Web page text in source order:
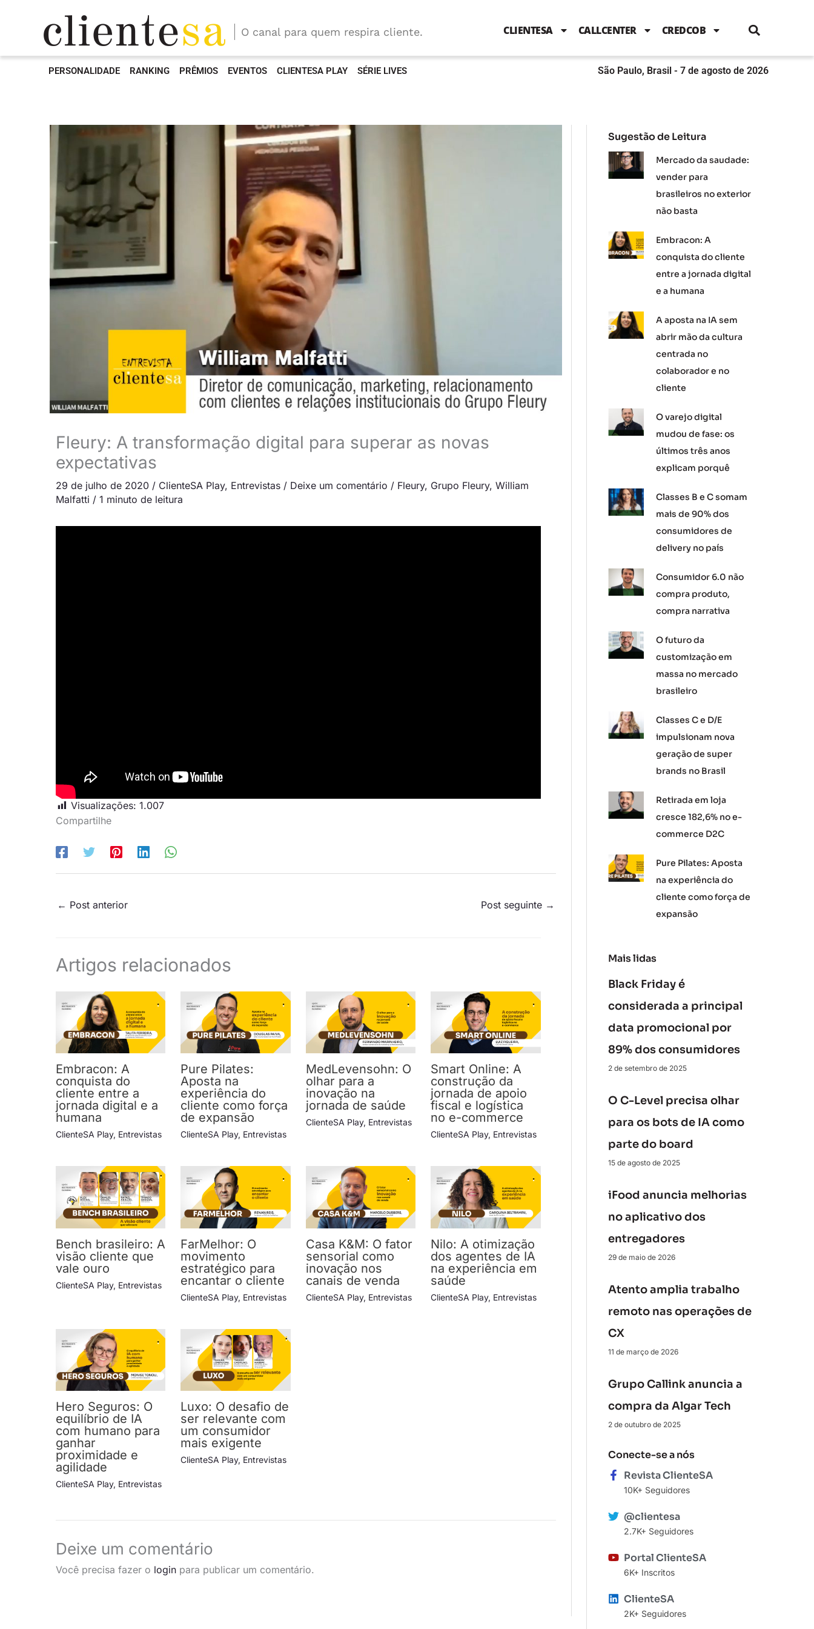
b
o
k
t
e
b
n
g
a
m
O canal para quem respira cliente. CLIENTESA CALLCENTER CREDCOB
PERSONALIDADE RANKING PRÊMIOS EVENTOS CLIENTESA PLAY SÉRIE LIVES São Paulo, Brasil - 7 de agosto de 2026
Fleury: A transformação digital para superar as novas
expectativas
29 de julho de 2020 / ClienteSA Play, Entrevistas / Deixe um comentário / Fleury, Grupo Fleury, William
Malfatti / 1 minuto de leitura
Visualizações: 1.007
Compartilhe
← Post anterior Post seguinte →
Artigos relacionados
Embracon: A
conquista do
cliente entre a
jornada digital e a
humana
ClienteSA Play, Entrevistas
Pure Pilates:
Aposta na
experiência do
cliente como força
de expansão
ClienteSA Play, Entrevistas
MedLevensohn: O
olhar para a
inovação na
jornada de saúde
ClienteSA Play, Entrevistas
Smart Online: A
construção da
jornada de apoio
fiscal e logística
no e-commerce
ClienteSA Play, Entrevistas
Bench brasileiro: A
visão cliente que
vale ouro
ClienteSA Play, Entrevistas
FarMelhor: O
movimento
estratégico para
encantar o cliente
ClienteSA Play, Entrevistas
Casa K&M: O fator
sensorial como
inovação nos
canais de venda
ClienteSA Play, Entrevistas
Nilo: A otimização
dos agentes de IA
na experiência em
saúde
ClienteSA Play, Entrevistas
Hero Seguros: O
equilíbrio de IA
com humano para
ganhar
proximidade e
agilidade
ClienteSA Play, Entrevistas
Luxo: O desafio de
ser relevante com
um consumidor
mais exigente
ClienteSA Play, Entrevistas
Deixe um comentário
Você precisa fazer o login para publicar um comentário.
Sugestão de Leitura
Mercado da saudade:
vender para
brasileiros no exterior
não basta
Embracon: A
conquista do cliente
entre a jornada digital
e a humana
A aposta na IA sem
abrir mão da cultura
centrada no
colaborador e no
cliente
O varejo digital
mudou de fase: os
últimos três anos
explicam porquê
Classes B e C somam
mais de 90% dos
consumidores de
delivery no país
Consumidor 6.0 não
compra produto,
compra narrativa
O futuro da
customização em
massa no mercado
brasileiro
Classes C e D/E
impulsionam nova
geração de super
brands no Brasil
Retirada em loja
cresce 182,6% no e-
commerce D2C
Pure Pilates: Aposta
na experiência do
cliente como força de
expansão
Mais lidas
Black Friday é
considerada a principal
data promocional por
89% dos consumidores
2 de setembro de 2025
O C-Level precisa olhar
para os bots de IA como
parte do board
15 de agosto de 2025
iFood anuncia melhorias
no aplicativo dos
entregadores
29 de maio de 2026
Atento amplia trabalho
remoto nas operações de
CX
11 de março de 2026
Grupo Callink anuncia a
compra da Algar Tech
2 de outubro de 2025
Conecte-se a nós
Revista ClienteSA
10K+ Seguidores
@clientesa
2.7K+ Seguidores
Portal ClienteSA
6K+ Inscritos
ClienteSA
2K+ Seguidores